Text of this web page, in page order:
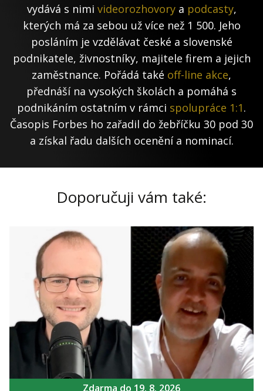
vydává s nimi videorozhovorya podcasty,
kterých má za sebou už více než 1 500. Jeho
posláním je vzdělávat české a slovenské
podnikatele, živnostníky, majitele firem a jejich
zaměstnance. Pořádá také off-line akce,
přednáší na vysokých školách a pomáhá s
podnikáním ostatním v rámci spolupráce 1:1.
Časopis Forbes ho zařadil do žebříčku 30 pod 30
a získal řadu dalších ocenění a nominací.
Doporučuji vám také:
Zdarma do 19. 8. 2026